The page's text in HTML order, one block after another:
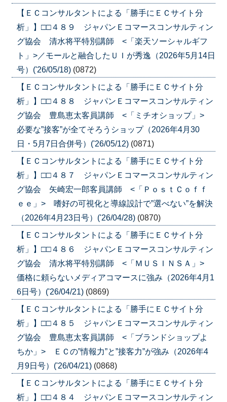
【ＥＣコンサルタントによる「勝手にＥＣサイト分
析」】□□４８９ ジャパンＥコマースコンサルティン
グ協会 清水将平特別講師 <「楽天ソーシャルギフ
ト」>／モールと融合したＵＩが秀逸（2026年5月14日
号）('26/05/18) (0872)
【ＥＣコンサルタントによる「勝手にＥＣサイト分
析」】□□４８８ ジャパンＥコマースコンサルティン
グ協会 豊島恵太客員講師 <「ミチオショップ」>
必要な”接客”が全てそろうショップ（2026年4月30
日・5月7日合併号）('26/05/12) (0871)
【ＥＣコンサルタントによる「勝手にＥＣサイト分
析」】□□４８７ ジャパンＥコマースコンサルティン
グ協会 矢崎宏一郎客員講師 <「ＰｏｓｔＣｏｆｆ
ｅｅ」> 嗜好の可視化と導線設計で”選べない”を解決
（2026年4月23日号）('26/04/28) (0870)
【ＥＣコンサルタントによる「勝手にＥＣサイト分
析」】□□４８６ ジャパンＥコマースコンサルティン
グ協会 清水将平特別講師 <「ＭＵＳＩＮＳＡ」>
価格に頼らないメディアコマースに強み（2026年4月1
6日号）('26/04/21) (0869)
【ＥＣコンサルタントによる「勝手にＥＣサイト分
析」】□□４８５ ジャパンＥコマースコンサルティン
グ協会 豊島恵太客員講師 <「ブランドショップよ
ちか」> ＥＣの”情報力”と”接客力”が強み（2026年4
月9日号）('26/04/21) (0868)
【ＥＣコンサルタントによる「勝手にＥＣサイト分
析」】□□４８４ ジャパンＥコマースコンサルティン